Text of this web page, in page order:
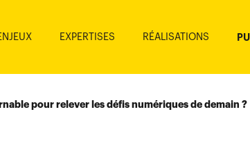
EXPERTISES RÉALISATIONS
pour relever les défis numériques de demain ?